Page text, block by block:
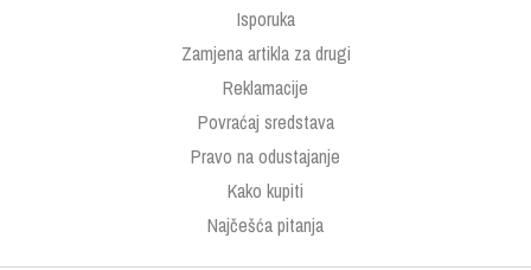
Isporuka
Zamjena artikla za drugi
Reklamacije
Povraćaj sredstava
Pravo na odustajanje
Kako kupiti
Najčešća pitanja